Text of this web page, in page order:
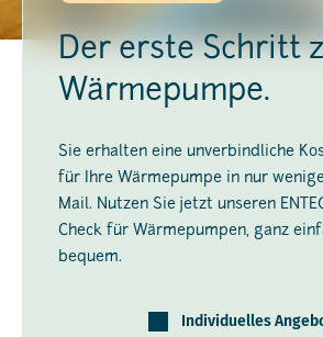
Der erste Schritt
Wärmepumpe.
Sie erhalten eine unverbindliche
für Ihre Wärmepumpe in nur
Mail. Nutzen Sie jetzt unseren
Check für Wärmepumpen, ganz
bequem.
Individuelles